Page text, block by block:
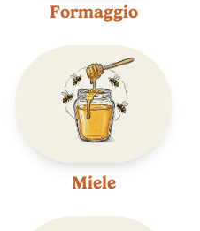
Formaggio
Miele